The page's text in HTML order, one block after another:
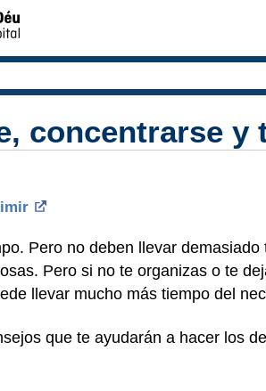
concentrarse y
Pero no deben llevar
Pero si no te organizas o te
llevar mucho más tiempo del
que te ayudarán a hacer los